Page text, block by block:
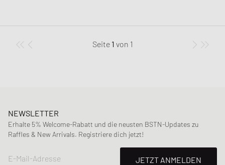
Seite 1 von 1
NEWSLETTER
Erhalte 5% Welcome-Rabatt und die neusten BSTN-Updates zu
Raffles & New Arrivals. Registriere dich jetzt!
E-Mail-Adresse
JETZT ANMELDEN